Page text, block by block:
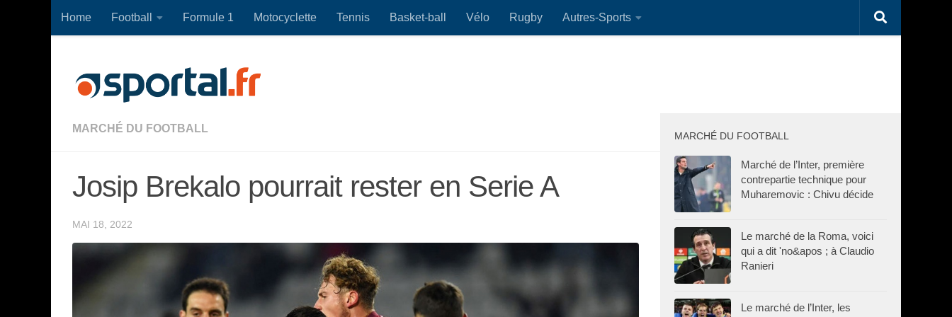
Skip to content
Home Football Formule 1 Motocyclette Tennis Basket-ball Vélo Rugby Autres-Sports
MARCHÉ DU FOOTBALL
Josip Brekalo pourrait rester en Serie A
MAI 18, 2022
MARCHÉ DU FOOTBALL
Marché de l’Inter, première
contrepartie technique pour
Muharemovic : Chivu décide
Le marché de la Roma, voici
qui a dit 'no&apos ; à Claudio
Ranieri
Le marché de l’Inter, les